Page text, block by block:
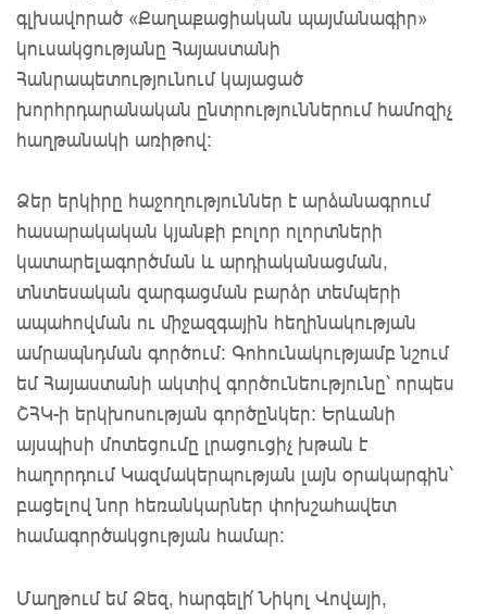
գլխավորած «Քաղաքացիական պայմանագիր»
կուսակցությանը Հայաստանի
Հանրապետությունում կայացած
խորհրդարանական ընտրություններում համոզիչ
հաղթանակի առիթով։
Ձեր երկիրը հաջողություններ է արձանագրում
հասարակական կյանքի բոլոր ոլորտների
կատարելագործման և արդիականացման,
տնտեսական զարգացման բարձր տեմպերի
ապահովման ու միջազգային հեղինակության
ամրապնդման գործում։ Գոհունակությամբ նշում
եմ Հայաստանի ակտիվ գործունեությունը՝ որպես
ՇՀԿ-ի երկխոսության գործընկեր։ Երևանի
այսպիսի մոտեցումը լրացուցիչ խթան է
հաղորդում Կազմակերպության լայն օրակարգին՝
բացելով նոր հեռանկարներ փոխշահավետ
համագործակցության համար։
Մաղթում եմ Ձեզ, հարգելի՛ Նիկոլ Վովայի,